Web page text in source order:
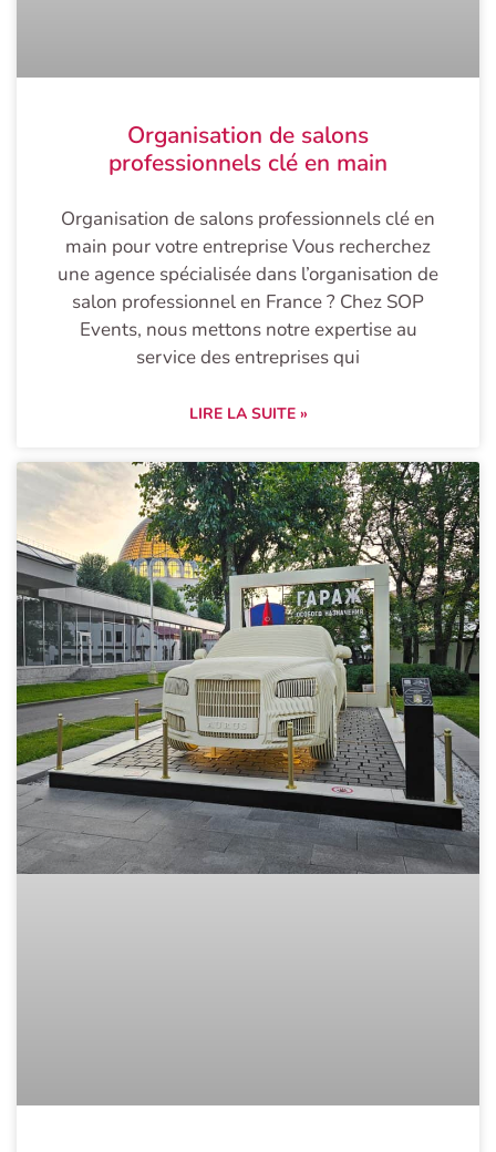
Organisation de salons
professionnels clé en main
Organisation de salons professionnels clé en
main pour votre entreprise Vous recherchez
une agence spécialisée dans l’organisation de
salon professionnel en France ? Chez SOP
Events, nous mettons notre expertise au
service des entreprises qui
LIRE LA SUITE »